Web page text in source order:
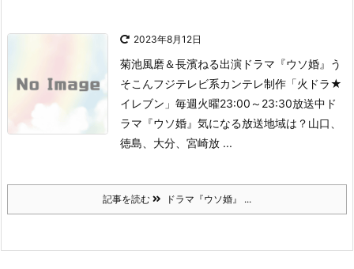
2023年8月12日
菊池風磨＆長濱ねる出演ドラマ『ウソ婚』う
そこんフジテレビ系カンテレ制作「火ドラ★
イレブン」 毎週火曜23:00～23:30放送中 ド
ラマ『ウソ婚』気になる放送地域は？ 山口、
徳島、大分、宮崎放 ...
記事を読む ドラマ『ウソ婚』 ...